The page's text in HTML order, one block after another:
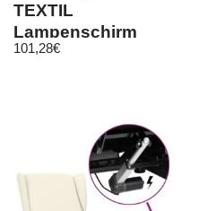
TEXTIL
Lampenschirm
Ø35cm in Schwarz/
101,28€